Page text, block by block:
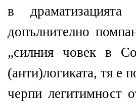
в
допълнително
„силния човек в
(анти)логиката, тя е
черпи легитимност